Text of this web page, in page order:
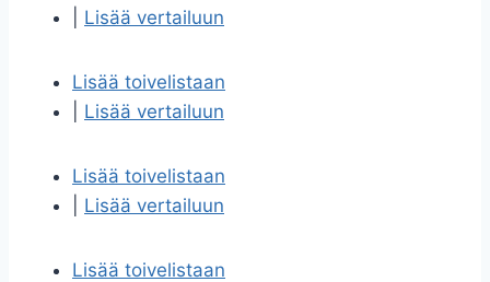
Lisää vertailuun
Lisää toivelistaan
Lisää vertailuun
Lisää toivelistaan
Lisää vertailuun
Lisää toivelistaan